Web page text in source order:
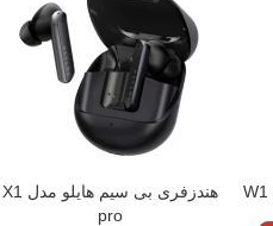
هندزفری بی سیم هایلو مدل X1
pro